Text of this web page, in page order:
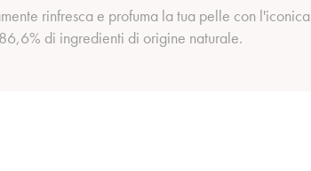
rinfresca e profuma la tua pelle con
di ingredienti di origine naturale.